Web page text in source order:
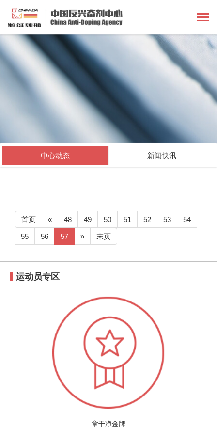
中心动态 新闻快讯
首页 « 48 49 50 51 52 53 54
55 56 57 » 末页
运动员专区
拿干净金牌